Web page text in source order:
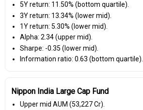
5Y return: 11.50% (bottom quartile).
3Y return: 13.34% (lower mid).
1Y return: 5.30% (lower mid).
Alpha: 2.34 (upper mid).
Sharpe: -0.35 (lower mid).
Information ratio: 0.63 (bottom quartile).
Nippon India Large Cap Fund
Upper mid AUM (₹53,227 Cr).